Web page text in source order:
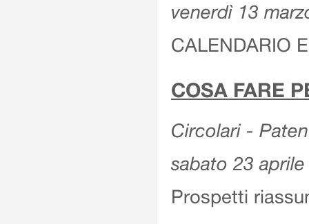
venerdì 13
CALENDARIO
COSA FARE
Circolari -
sabato 23
Prospetti